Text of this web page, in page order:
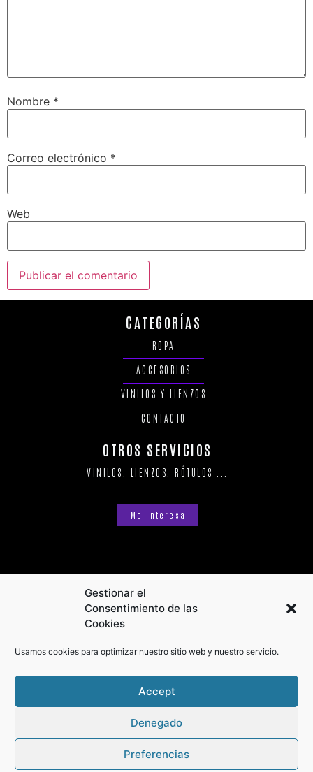
Gestionar el
Consentimiento de las
Cookies
Usamos cookies para optimizar nuestro sitio web y nuestro servicio.
Accept
Denegado
Preferencias
Nombre *
Correo electrónico *
Web
CATEGORÍAS
ROPA
ACCESORIOS
VINILOS Y LIENZOS
CONTACTO
OTROS SERVICIOS
VINILOS, LIENZOS, RÓTULOS ...
Me interesa
Privacy Policy Terms